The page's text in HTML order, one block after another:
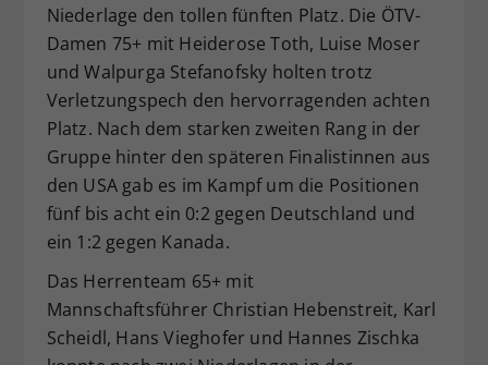
Niederlage den tollen fünften Platz. Die ÖTV-
Damen 75+ mit Heiderose Toth, Luise Moser
und Walpurga Stefanofsky holten trotz
Verletzungspech den hervorragenden achten
Platz. Nach dem starken zweiten Rang in der
Gruppe hinter den späteren Finalistinnen aus
den USA gab es im Kampf um die Positionen
fünf bis acht ein 0:2 gegen Deutschland und
ein 1:2 gegen Kanada.
Das Herrenteam 65+ mit
Mannschaftsführer Christian Hebenstreit, Karl
Scheidl, Hans Vieghofer und Hannes Zischka